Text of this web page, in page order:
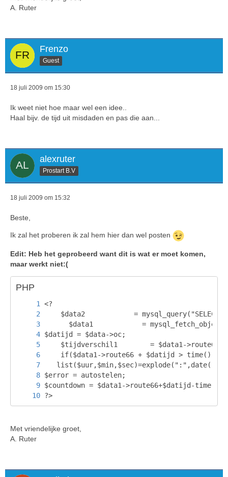
A. Ruter
Frenzo
Guest
18 juli 2009 om 15:30
Ik weet niet hoe maar wel een idee..
Haal bijv. de tijd uit misdaden en pas die aan...
alexruter
Prostart B.V
18 juli 2009 om 15:32
Beste,
Ik zal het proberen ik zal hem hier dan wel posten
Edit: Heb het geprobeerd want dit is wat er moet komen,
maar werkt niet:(
PHP
?>
Met vriendelijke groet,
A. Ruter